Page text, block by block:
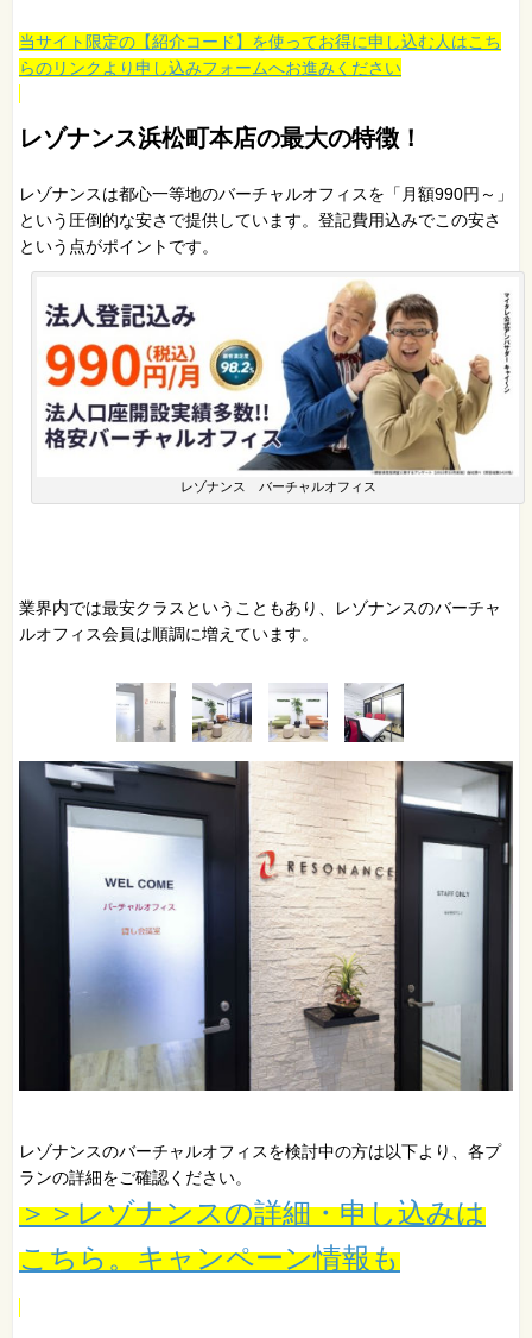
当サイト限定の【紹介コード】を使ってお得に申し込む人はこち
らのリンクより申し込みフォームへお進みください
レゾナンス浜松町本店の最大の特徴！
レゾナンスは都心一等地のバーチャルオフィスを「月額990円～」
という圧倒的な安さで提供しています。登記費用込みでこの安さ
という点がポイントです。
レゾナンス バーチャルオフィス
業界内では最安クラスということもあり、レゾナンスのバーチャ
ルオフィス会員は順調に増えています。
レゾナンスのバーチャルオフィスを検討中の方は以下より、各プ
ランの詳細をご確認ください。
＞＞レゾナンスの詳細・申し込みは
こちら。キャンペーン情報も